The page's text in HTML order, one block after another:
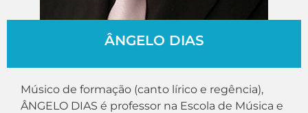
ÂNGELO DIAS
Músico de formação (canto lírico e regência),
ÂNGELO DIAS é professor na Escola de Música e